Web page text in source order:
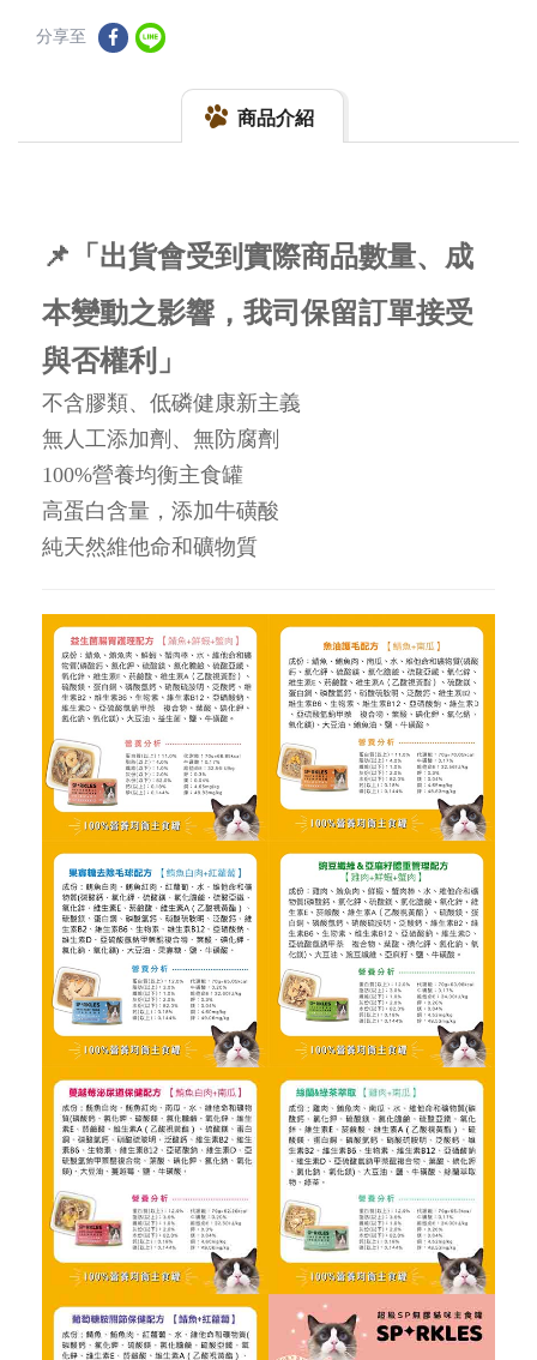
分享至
商品介紹
📌「出貨會受到實際商品數量、成
本變動之影響，我司保留訂單接受
與否權利」
不含膠類、低磷健康新主義
無人工添加劑、無防腐劑
100%營養均衡主食罐
高蛋白含量，添加牛磺酸
純天然維他命和礦物質